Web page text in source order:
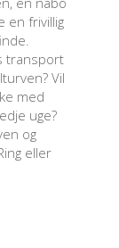
en frivillig
transport
Vil
med
uge?
og
eller